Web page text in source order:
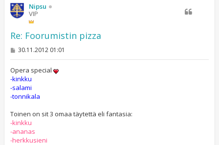
Nipsu
VIP
Re: Foorumistin pizza
V
s
t
i
30.11.2012 01:01
Opera special
-kinkku
-salami
-tonnikala
Toinen on sit 3 omaa täytettä eli fantasia:
-kinkku
-ananas
-herkkusieni